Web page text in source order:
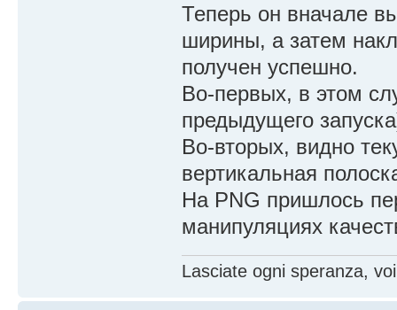
let MW=`identify -
let MH=`identify -
let MX0=`calc
let MX1=`calc
if [ $MX1 -ge
let MW1=$MX1-
let MX2=`calc
if [ $MX2 -ge
let MW2=$MX2-
calc() { awk
Теперь он вначале
ширины, а затем
получен успешно.
Во-первых, в этом
предыдущего
Во-вторых, видно
вертикальная
На PNG пришлось
манипуляциях
Lasciate ogni speranza,